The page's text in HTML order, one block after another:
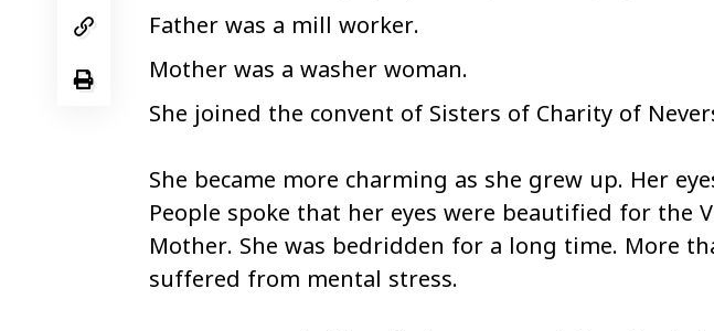
Father was a mill worker.
Mother was a washer woman.
She joined the convent of Sisters of Charity of
She became more charming as she grew up. Her
People spoke that her eyes were beautified for the
Mother. She was bedridden for a long time. More
suffered from mental stress.